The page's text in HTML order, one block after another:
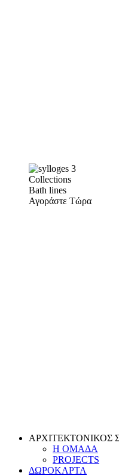
Collections
Bath lines
Αγοράστε Τώρα
ΑΡΧΙΤΕΚΤΟΝΙΚΟΣ
Η ΟΜΑΔΑ
PROJECTS
ΔΩΡΟΚΑΡΤΑ